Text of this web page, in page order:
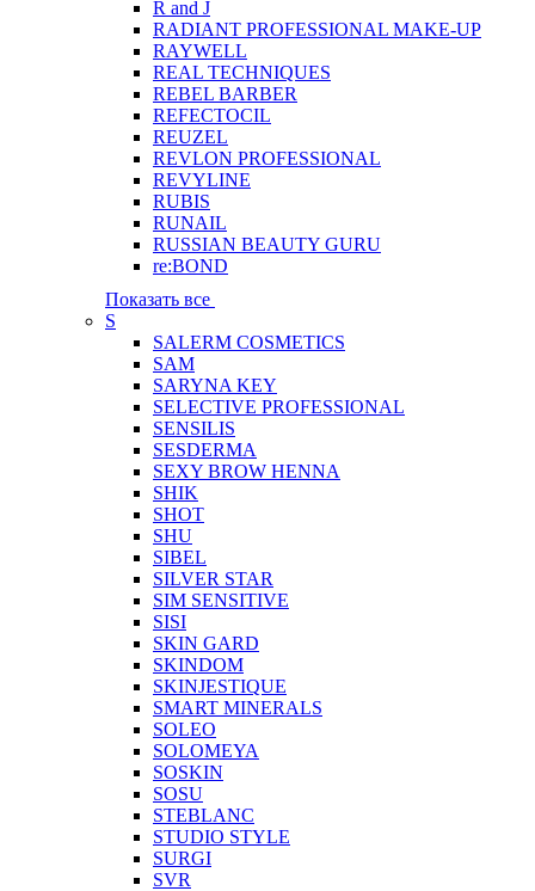
R and J
RADIANT PROFESSIONAL MAKE-UP
RAYWELL
REAL TECHNIQUES
REBEL BARBER
REFECTOCIL
REUZEL
REVLON PROFESSIONAL
REVYLINE
RUBIS
RUNAIL
RUSSIAN BEAUTY GURU
re:BOND
Показать все
S
SALERM COSMETICS
SAM
SARYNA KEY
SELECTIVE PROFESSIONAL
SENSILIS
SESDERMA
SEXY BROW HENNA
SHIK
SHOT
SHU
SIBEL
SILVER STAR
SIM SENSITIVE
SISI
SKIN GARD
SKINDOM
SKINJESTIQUE
SMART MINERALS
SOLEO
SOLOMEYA
SOSKIN
SOSU
STEBLANC
STUDIO STYLE
SURGI
SVR